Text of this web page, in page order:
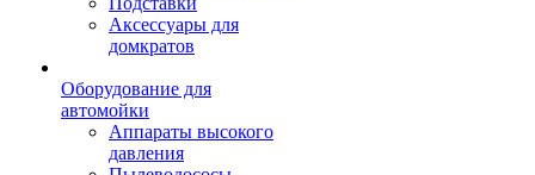
Аксессуары для
домкратов
Оборудование для
автомойки
Аппараты высокого
давления